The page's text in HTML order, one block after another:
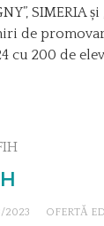
SIMERIA
de
cu 200 de
2023 OFERTĂ